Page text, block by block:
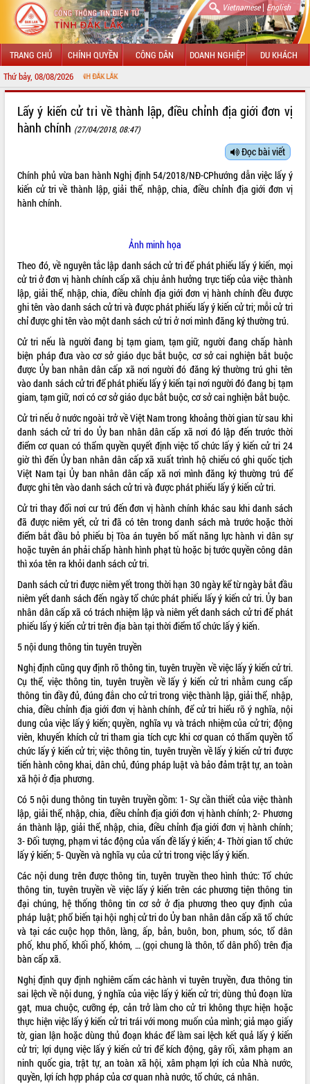
Vietnamese| English
TRANG CHỦ CHÍNH QUYỀN CÔNG DÂN DOANH NGHIỆP DU KHÁCH
Thứ bảy, 08/08/2026
LÃNH ĐẠO UBND TỈNH
SỞ, BAN, NGÀNH
HỆ THỐNG VĂN BẢN
VĂN BẢN HĐND TỈNH
ĐIỂM TIN VĂN BẢN
QUY HOẠCH - KẾ HOẠCH
VIDEO
Không có file video nào để phát.
ALBUM ẢNH
LIÊN KẾT WEB
THỐNG KÊ TRUY CẬP
Hôm nay: 29799
Tất cả: 66075122
Lấy ý kiến cử tri về thành lập, điều chỉnh địa giới đơn vị
hành chính (27/04/2018, 08:47)
Đọc bài viết
Chính phủ vừa ban hành Nghị định54/2018/NĐ-CPhướng dẫn việc lấy ý
kiến cử tri về thành lập, giải thể, nhập, chia, điều chỉnh địa giới đơn vị
hành chính.
Ảnh minh họa
Theo đó, về nguyên tắc lập danh sách cử tri để phát phiếu lấy ý kiến, mọi
cử tri ở đơn vị hành chính cấp xã chịu ảnh hưởng trực tiếp của việc thành
lập, giải thể, nhập, chia, điều chỉnh địa giới đơn vị hành chính đều được
ghi tên vào danh sách cử tri và được phát phiếu lấy ý kiến cử tri; mỗi cử tri
chỉ được ghi tên vào một danh sách cử tri ở nơi mình đăng ký thường trú.
Cử tri nếu là người đang bị tạm giam, tạm giữ, người đang chấp hành
biện pháp đưa vào cơ sở giáo dục bắt buộc, cơ sở cai nghiện bắt buộc
được Ủy ban nhân dân cấp xã nơi người đó đăng ký thường trú ghi tên
vào danh sách cử tri để phát phiếu lấy ý kiến tại nơi người đó đang bị tạm
giam, tạm giữ, nơi có cơ sở giáo dục bắt buộc, cơ sở cai nghiện bắt buộc.
Cử tri nếu ở nước ngoài trở về Việt Nam trong khoảng thời gian từ sau khi
danh sách cử tri do Ủy ban nhân dân cấp xã nơi đó lập đến trước thời
điểm cơ quan có thẩm quyền quyết định việc tổ chức lấy ý kiến cử tri 24
giờ thì đến Ủy ban nhân dân cấp xã xuất trình hộ chiếu có ghi quốc tịch
Việt Nam tại Ủy ban nhân dân cấp xã nơi mình đăng ký thường trú để
được ghi tên vào danh sách cử tri và được phát phiếu lấy ý kiến cử tri.
Cử tri thay đổi nơi cư trú đến đơn vị hành chính khác sau khi danh sách
đã được niêm yết, cử tri đã có tên trong danh sách mà trước hoặc thời
điểm bắt đầu bỏ phiếu bị Tòa án tuyên bố mất năng lực hành vi dân sự
hoặc tuyên án phải chấp hành hình phạt tù hoặc bị tước quyền công dân
thì xóa tên ra khỏi danh sách cử tri.
Danh sách cử tri được niêm yết trong thời hạn 30 ngày kể từ ngày bắt đầu
niêm yết danh sách đến ngày tổ chức phát phiếu lấy ý kiến cử tri. Ủy ban
nhân dân cấp xã có trách nhiệm lập và niêm yết danh sách cử tri để phát
phiếu lấy ý kiến cử tri trên địa bàn tại thời điểm tổ chức lấy ý kiến.
5 nội dung thông tin tuyên truyền
Nghị định cũng quy định rõ thông tin, tuyên truyền về việc lấy ý kiến cử tri.
Cụ thể, việc thông tin, tuyên truyền về lấy ý kiến cử tri nhằm cung cấp
thông tin đầy đủ, đúng đắn cho cử tri trong việc thành lập, giải thể, nhập,
chia, điều chỉnh địa giới đơn vị hành chính, để cử tri hiểu rõ ý nghĩa, nội
dung của việc lấy ý kiến; quyền, nghĩa vụ và trách nhiệm của cử tri; động
viên, khuyến khích cử tri tham gia tích cực khi cơ quan có thẩm quyền tổ
chức lấy ý kiến cử tri; việc thông tin, tuyên truyền về lấy ý kiến cử tri được
tiến hành công khai, dân chủ, đúng pháp luật và bảo đảm trật tự, an toàn
xã hội ở địa phương.
Có 5 nội dung thông tin tuyên truyền gồm: 1- Sự cần thiết của việc thành
lập, giải thể, nhập, chia, điều chỉnh địa giới đơn vị hành chính; 2- Phương
án thành lập, giải thể, nhập, chia, điều chỉnh địa giới đơn vị hành chính;
3- Đối tượng, phạm vi tác động của vấn đề lấy ý kiến; 4- Thời gian tổ chức
lấy ý kiến; 5- Quyền và nghĩa vụ của cử tri trong việc lấy ý kiến.
Các nội dung trên được thông tin, tuyên truyền theo hình thức: Tổ chức
thông tin, tuyên truyền về việc lấy ý kiến trên các phương tiện thông tin
đại chúng, hệ thống thông tin cơ sở ở địa phương theo quy định của
pháp luật; phổ biến tại hội nghị cử tri do Ủy ban nhân dân cấp xã tổ chức
và tại các cuộc họp thôn, làng, ấp, bản, buôn, bon, phum, sóc, tổ dân
phố, khu phố, khối phố, khóm, … (gọi chung là thôn, tổ dân phố) trên địa
bàn cấp xã.
Nghị định quy định nghiêm cấm các hành vi tuyên truyền, đưa thông tin
sai lệch về nội dung, ý nghĩa của việc lấy ý kiến cử tri; dùng thủ đoạn lừa
gạt, mua chuộc, cưỡng ép, cản trở làm cho cử tri không thực hiện hoặc
thực hiện việc lấy ý kiến cử tri trái với mong muốn của mình; giả mạo giấy
tờ, gian lận hoặc dùng thủ đoạn khác để làm sai lệch kết quả lấy ý kiến
cử tri; lợi dụng việc lấy ý kiến cử tri để kích động, gây rối, xâm phạm an
ninh quốc gia, trật tự, an toàn xã hội, xâm phạm lợi ích của Nhà nước,
quyền, lợi ích hợp pháp của cơ quan nhà nước, tổ chức, cá nhân.